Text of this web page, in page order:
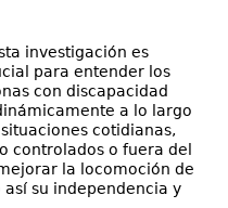
investigación es
para entender los
con discapacidad
a lo largo
cotidianas,
controlados o fuera del
la locomoción de
su independencia y